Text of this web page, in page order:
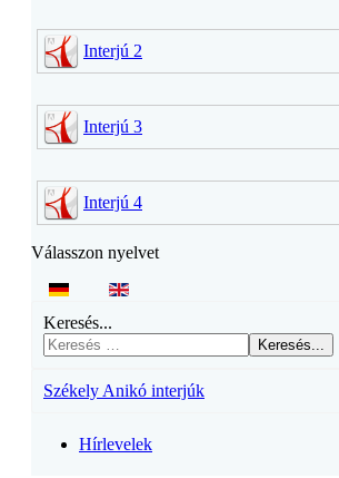
Interjú 2
Interjú 3
Interjú 4
Válasszon nyelvet
Keresés...
Keresés...
Székely Anikó interjúk
Hírlevelek